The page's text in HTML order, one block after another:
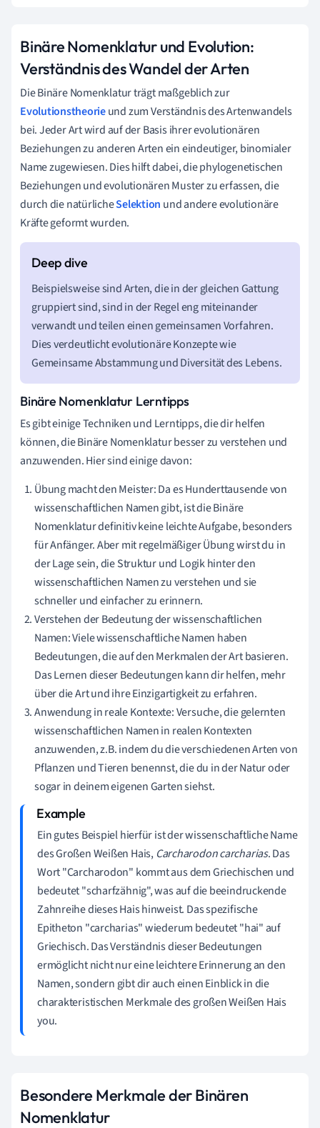
Binäre Nomenklatur und Evolution:
Verständnis des Wandel der Arten
Die Binäre Nomenklatur trägt maßgeblich zur
Evolutionstheorieund zum Verständnis des Artenwandels
bei. Jeder Art wird auf der Basis ihrer evolutionären
Beziehungen zu anderen Arten ein eindeutiger, binomialer
Name zugewiesen. Dies hilft dabei, die phylogenetischen
Beziehungen und evolutionären Muster zu erfassen, die
durch die natürlicheSelektion und andere evolutionäre
Kräfte geformt wurden.
Beispielsweise sind Arten, die in der gleichen Gattung
gruppiert sind, sind in der Regel eng miteinander
verwandt und teilen einen gemeinsamen Vorfahren.
Dies verdeutlicht evolutionäre Konzepte wie
Gemeinsame Abstammung und Diversität des Lebens.
Binäre Nomenklatur Lerntipps
Es gibt einige Techniken und Lerntipps, die dir helfen
können, die Binäre Nomenklatur besser zu verstehen und
anzuwenden. Hier sind einige davon:
Übung macht den Meister: Da es Hunderttausende von
wissenschaftlichen Namen gibt, ist die Binäre
Nomenklatur definitiv keine leichte Aufgabe, besonders
für Anfänger. Aber mit regelmäßiger Übung wirst du in
der Lage sein, die Struktur und Logik hinter den
wissenschaftlichen Namen zu verstehen und sie
schneller und einfacher zu erinnern.
Verstehen der Bedeutung der wissenschaftlichen
Namen: Viele wissenschaftliche Namen haben
Bedeutungen, die auf den Merkmalen der Art basieren.
Das Lernen dieser Bedeutungen kann dir helfen, mehr
über die Art und ihre Einzigartigkeit zu erfahren.
Anwendung in reale Kontexte: Versuche, die gelernten
wissenschaftlichen Namen in realen Kontexten
anzuwenden, z.B. indem du die verschiedenen Arten von
Pflanzen und Tieren benennst, die du in der Natur oder
sogar in deinem eigenen Garten siehst.
Ein gutes Beispiel hierfür ist der wissenschaftliche Name
des Großen Weißen Hais, Carcharodon carcharias. Das
Wort "Carcharodon" kommt aus dem Griechischen und
bedeutet "scharfzähnig", was auf die beeindruckende
Zahnreihe dieses Hais hinweist. Das spezifische
Epitheton "carcharias" wiederum bedeutet "hai" auf
Griechisch. Das Verständnis dieser Bedeutungen
ermöglicht nicht nur eine leichtere Erinnerung an den
Namen, sondern gibt dir auch einen Einblick in die
charakteristischen Merkmale des großen Weißen Hais
you.
Besondere Merkmale der Binären
Nomenklatur